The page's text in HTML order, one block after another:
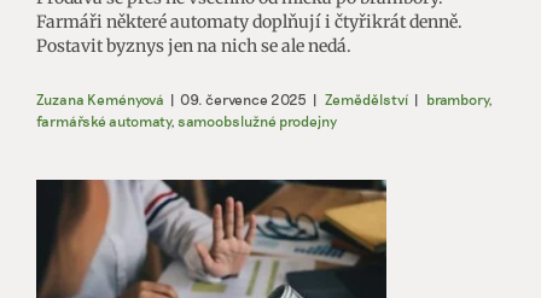
Farmáři některé automaty doplňují i čtyřikrát denně.
Postavit byznys jen na nich se ale nedá.
Zuzana Keményová | 09. července 2025 | Zemědělství | brambory,
farmářské automaty, samoobslužné prodejny